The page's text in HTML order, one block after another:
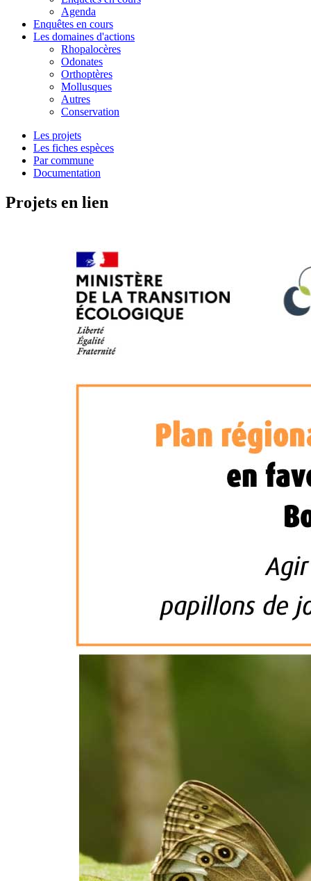
Agenda
Enquêtes en cours
Les domaines d'actions
Rhopalocères
Odonates
Orthoptères
Mollusques
Autres
Conservation
Les projets
Les fiches espèces
Par commune
Documentation
Projets en lien